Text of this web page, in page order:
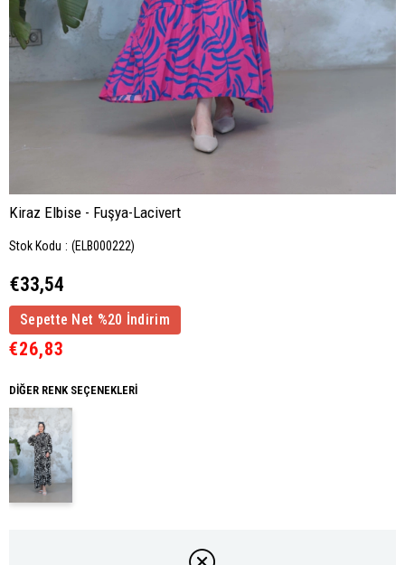
Kiraz Elbise - Fuşya-Lacivert
Stok Kodu (ELB000222)
€33,54
Sepette Net %20 İndirim
€26,83
DIĞER RENK SEÇENEKLERI